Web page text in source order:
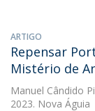
ARTIGO
Repensar
Mistério de
Manuel Cândido
2023. Nova Águia